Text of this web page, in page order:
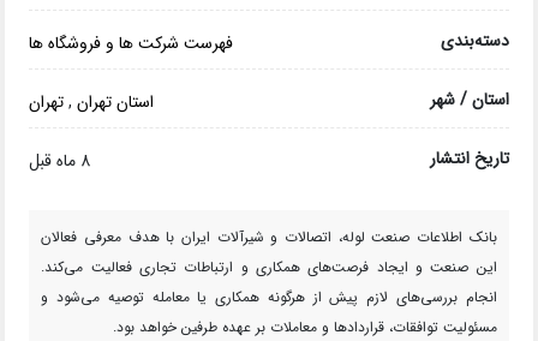
دسته‌بندی فهرست شرکت ها و فروشگاه ها
استان / شهر استان تهران,تهران
تاریخ انتشار 8 ماه قبل
بانک اطلاعات صنعت لوله، اتصالات و شیرآلات ایران با هدف معرفی فعالان
این صنعت و ایجاد فرصت‌های همکاری و ارتباطات تجاری فعالیت می‌کند.
انجام بررسی‌های لازم پیش از هرگونه همکاری یا معامله توصیه می‌شود و
مسئولیت توافقات، قراردادها و معاملات بر عهده طرفین خواهد بود.